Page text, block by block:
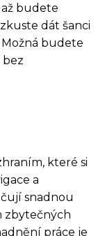
budete
dát šanci
budete
bez
které si
a
snadnou
zbytečných
práce je